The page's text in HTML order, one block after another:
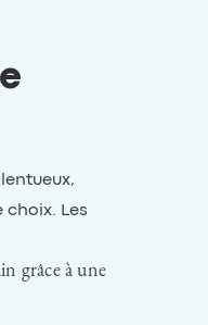
choix. Les
grâce à une